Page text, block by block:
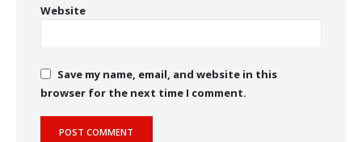
Website
Save my name, email, and website in this
browser for the next time I comment.